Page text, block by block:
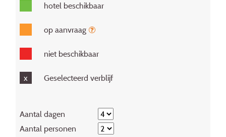
hotel beschikbaar
op aanvraag
niet beschikbaar
x Geselecteerd verblijf
Aantal dagen
Aantal personen